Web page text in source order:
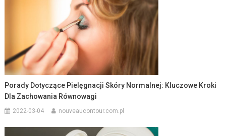
Porady Dotyczące Pielęgnacji Skóry Normalnej: Kluczowe Kroki
Dla Zachowania Równowagi
2022-03-04 nouveaucontour.com.pl